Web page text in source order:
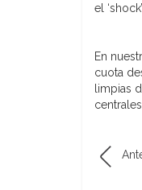
el
En
cuota
limpias